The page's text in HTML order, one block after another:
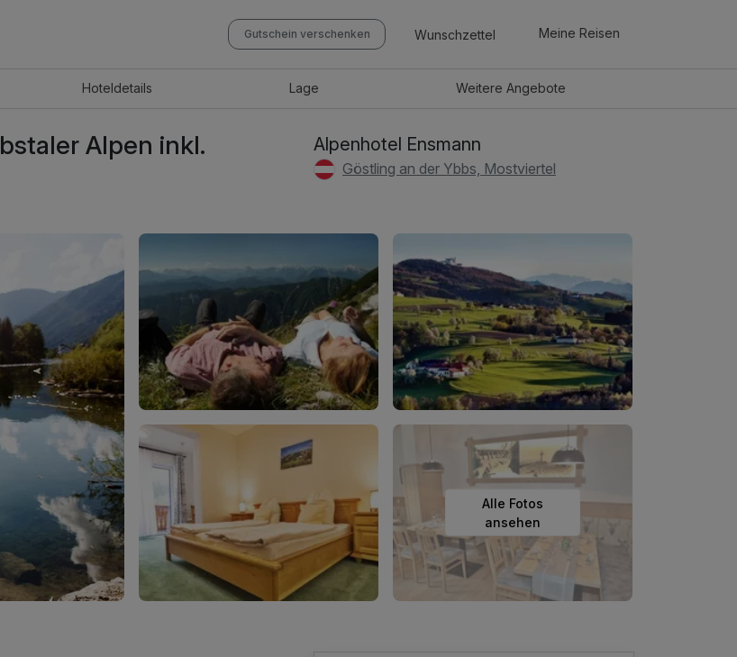
Gutschein verschenken Wunschzettel Meine Reisen
Hoteldetails Lage WeitereAngebote
Alpen inkl.
Alpenhotel Ensmann
Göstling an der Ybbs, Mostviertel
Alle Fotos
ansehen